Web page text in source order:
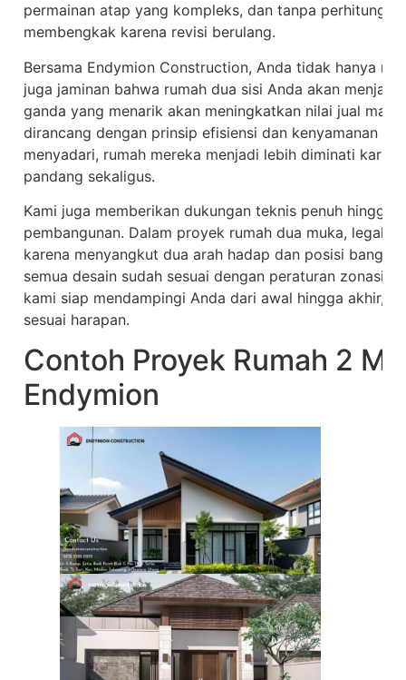
permainan atap yang kompleks, dan tanpa
membengkak karena revisi berulang.
Bersama Endymion Construction, Anda tidak hanya
juga jaminan bahwa rumah dua sisi Anda akan
ganda yang menarik akan meningkatkan nilai jual
dirancang dengan prinsip efisiensi dan kenyamanan
menyadari, rumah mereka menjadi lebih diminati
pandang sekaligus.
Kami juga memberikan dukungan teknis penuh hingga
pembangunan. Dalam proyek rumah dua muka,
karena menyangkut dua arah hadap dan posisi
semua desain sudah sesuai dengan peraturan zonasi
kami siap mendampingi Anda dari awal hingga akhir,
sesuai harapan.
Contoh Proyek Rumah 2
Endymion